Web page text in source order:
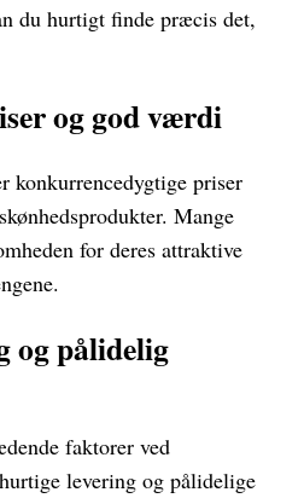
du hurtigt finde præcis det,
og god værdi
konkurrencedygtige priser
Mange
for deres attraktive
og pålidelig
faktorer ved
levering og pålidelige